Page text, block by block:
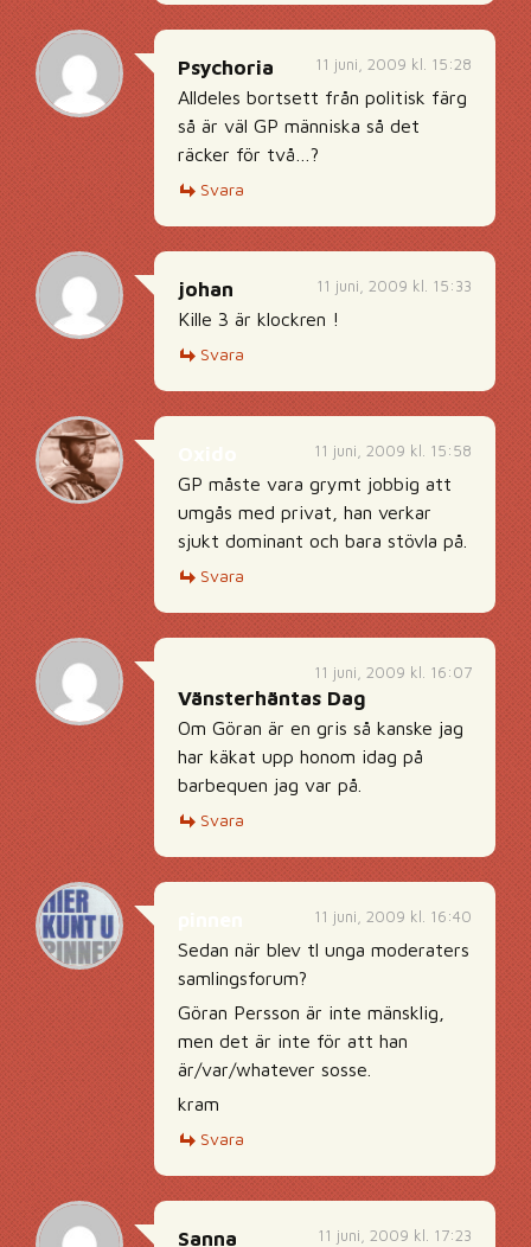
11 juni, 2009 kl. 15:28
Psychoria
Alldeles bortsett från politisk färg
så är väl GP människa så det
räcker för två…?
Svara
11 juni, 2009 kl. 15:33
johan
Kille 3 är klockren !
Svara
11 juni, 2009 kl. 15:58
GP måste vara grymt jobbig att
umgås med privat, han verkar
sjukt dominant och bara stövla på.
Svara
11 juni, 2009 kl. 16:07
Vänsterhäntas Dag
Om Göran är en gris så kanske jag
har käkat upp honom idag på
barbequen jag var på.
Svara
11 juni, 2009 kl. 16:40
Sedan när blev tl unga moderaters
samlingsforum?
Göran Persson är inte mänsklig,
men det är inte för att han
är/var/whatever sosse.
kram
Svara
11 juni, 2009 kl. 17:23
Sanna